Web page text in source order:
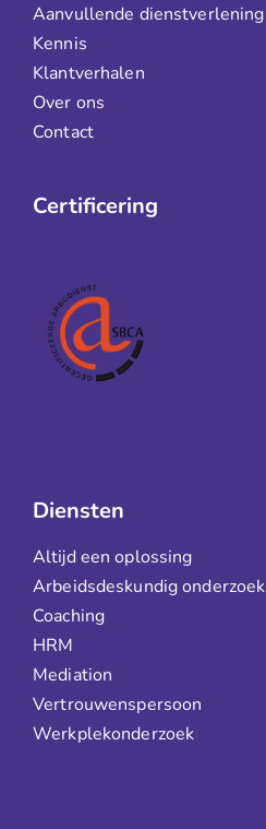
Aanvullende dienstverlening
Kennis
Klantverhalen
Over ons
Contact
Certificering
Diensten
Altijd een oplossing
Arbeidsdeskundig onderzoek
Coaching
HRM
Mediation
Vertrouwenspersoon
Werkplekonderzoek